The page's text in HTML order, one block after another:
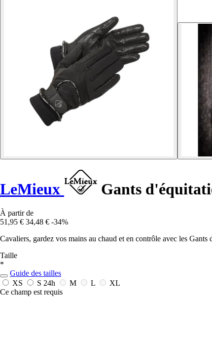
LeMieux Gants
À partir de
51,95 € 34,48 € -34%
Cavaliers, gardez vos mains au chaud et en contrôle avec les
Taille
*
Guide des tailles
XS
S 24h M L
XL
Ce champ est requis